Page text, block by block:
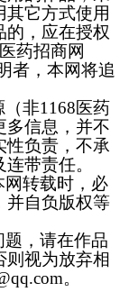
它方式使用
的，应在授权
药招商网
者，本网将追
非1168医药
多信息，并不
性负责，不承
带责任。
转载时，必
并自负版权等
，请在作品
则视为放弃相
。